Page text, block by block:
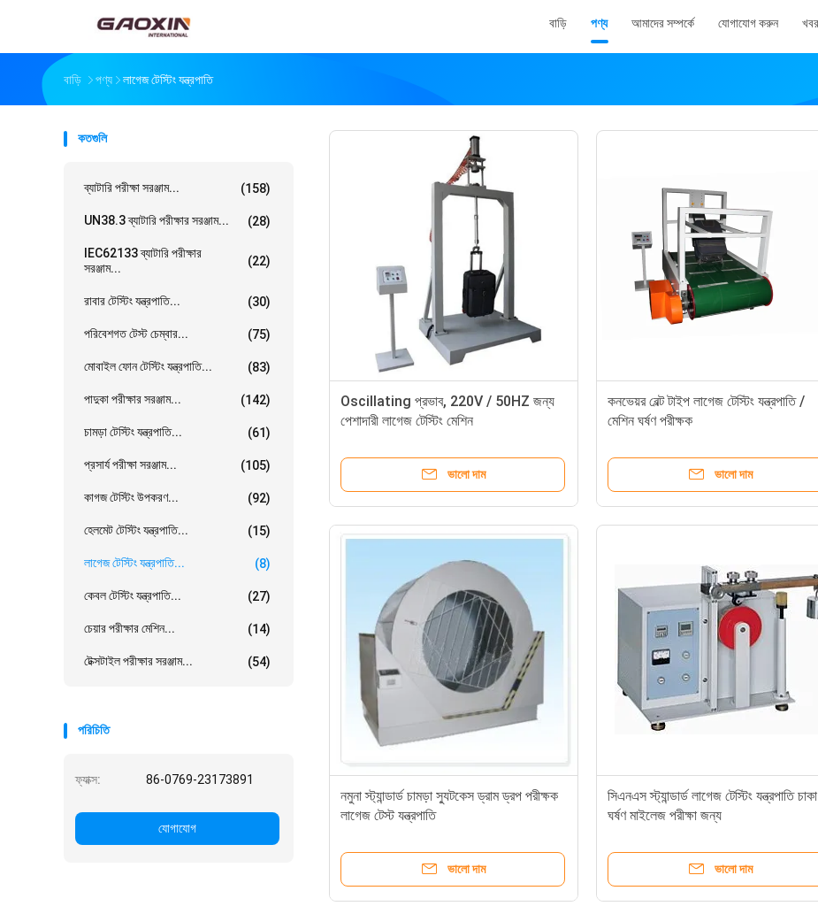
বাড়ি পণ্য আমাদের সম্পর্কে যোগাযোগ করুন খবর
বাড়ি পণ্য লাগেজ টেস্টিং যন্ত্রপাতি
কতগুলি
ব্যাটারি পরীক্ষা সরঞ্জাম... (158)
UN38.3 ব্যাটারি পরীক্ষার সরঞ্জাম... (28)
IEC62133 ব্যাটারি পরীক্ষার
সরঞ্জাম...
(22)
রাবার টেস্টিং যন্ত্রপাতি... (30)
পরিবেশগত টেস্ট চেম্বার... (75)
মোবাইল ফোন টেস্টিং যন্ত্রপাতি... (83)
পাদুকা পরীক্ষার সরঞ্জাম... (142)
চামড়া টেস্টিং যন্ত্রপাতি... (61)
প্রসার্য পরীক্ষা সরঞ্জাম... (105)
কাগজ টেস্টিং উপকরণ... (92)
হেলমেট টেস্টিং যন্ত্রপাতি... (15)
লাগেজ টেস্টিং যন্ত্রপাতি... (8)
কেবল টেস্টিং যন্ত্রপাতি... (27)
চেয়ার পরীক্ষার মেশিন... (14)
টেক্সটাইল পরীক্ষার সরঞ্জাম... (54)
পরিচিতি
ফ্যাক্স: 86-0769-23173891
যোগাযোগ
Oscillating প্রভাব, 220V / 50HZ জন্য
পেশাদারী লাগেজ টেস্টিং মেশিন
ভালো দাম
কনভেয়র বেল্ট টাইপ লাগেজ টেস্টিং যন্ত্রপাতি /
মেশিন ঘর্ষণ পরীক্ষক
ভালো দাম
নমুনা স্ট্যান্ডার্ড চামড়া স্যুটকেস ড্রাম ড্রপ পরীক্ষক
লাগেজ টেস্ট যন্ত্রপাতি
ভালো দাম
সিএনএস স্ট্যান্ডার্ড লাগেজ টেস্টিং যন্ত্রপাতি চাকা
ঘর্ষণ মাইলেজ পরীক্ষা জন্য
ভালো দাম